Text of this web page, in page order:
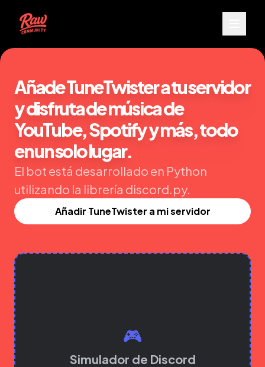
Añade TuneTwister a tu servidor
y disfruta de música de
YouTube, Spotify y más, todo
en un solo lugar.
El bot está desarrollado en Python
utilizando la librería discord.py.
Añadir TuneTwister a mi servidor
🎮
Simulador de Discord